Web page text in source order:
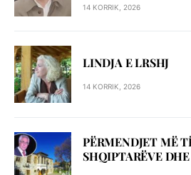
14 KORRIK, 2026
LINDJA E LRSHJ
14 KORRIK, 2026
PËRMENDJET MË
SHQIPTARËVE